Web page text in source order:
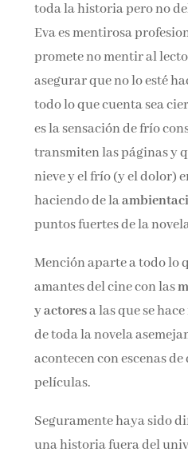
toda la historia pero no
Eva es mentirosa
promete no mentir al
asegurar que no lo esté
todo lo que cuenta sea
es la sensación de frío
transmiten las páginas y
nieve y el frío (y el dolor)
haciendo de la
puntos fuertes de la
Mención aparte a todo lo
amantes del cine con las
y actoresa las que se
de toda la novela
acontecen con escenas
películas.
Seguramente haya sido
una historia fuera del